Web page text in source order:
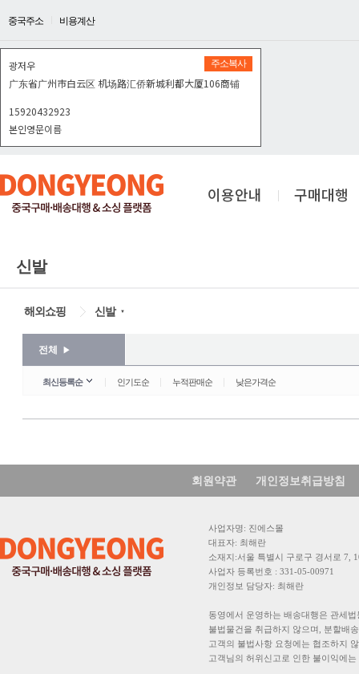
중국주소 비용계산
주소복사
광저우
广东省广州市白云区机场路汇侨新城利都大厦106商铺
15920432923
본인영문이름
이용안내 구매대행
신발
해외쇼핑 신발 ▼
전체 ▶
최신등록순 인기도순 누적판매순 낮은가격순
회원약관 개인정보취급방침
사업자명:진에스몰
대표자:최해란
소재지:서울특별시구로구경서로
사업자등록번호:331-05-00971
개인정보담당자:최해란
동영에서운영하는배송대행은관세
불법물건을취급하지않으며,분할배
고객의불법사항요청에는협조하지
고객님의허위신고로인한불이익에